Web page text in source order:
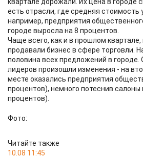
есть отрасли, где средняя стоимость
например, предприятия
городе выросла на 8 процентов.
Чаще всего, как и в прошлом
продавали бизнес в сфере торговли.
половина всех предложений в городе.
лидеров произошли изменения - на
месте оказались предприятия
процентов), немного потеснив салоны
процентов).
Фото:
Читайте также
10.08 11:45